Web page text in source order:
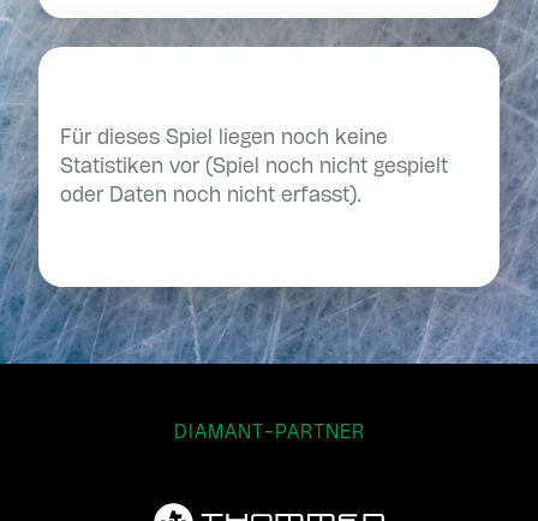
Für dieses Spiel liegen noch keine
Statistiken vor (Spiel noch nicht gespielt
oder Daten noch nicht erfasst).
DIAMANT-PARTNER